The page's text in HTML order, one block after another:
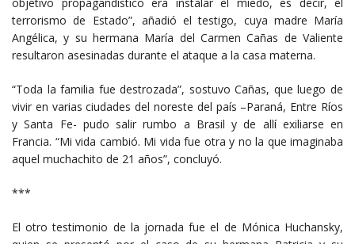
terrorismo de Estado”, añadió el testigo, cuya madre María
Angélica, y su hermana María del Carmen Cañas de Valiente
resultaron asesinadas durante el ataque a la casa materna.
“Toda la familia fue destrozada”, sostuvo Cañas, que luego de
vivir en varias ciudades del noreste del país –Paraná, Entre Ríos
y Santa Fe- pudo salir rumbo a Brasil y de allí exiliarse en
Francia. “Mi vida cambió. Mi vida fue otra y no la que imaginaba
aquel muchachito de 21 años”, concluyó.
***
El otro testimonio de la jornada fue el de Mónica Huchansky,